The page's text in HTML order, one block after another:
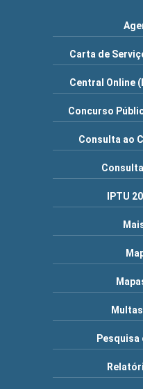
Carta de
Central Online
Concurso
Consulta ao
IPTU